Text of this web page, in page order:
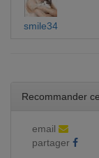
smile34
Recommander
email
partager